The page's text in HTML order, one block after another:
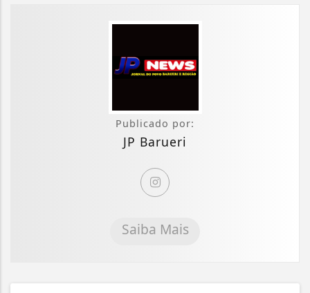
Publicado por:
JP Barueri
Saiba Mais